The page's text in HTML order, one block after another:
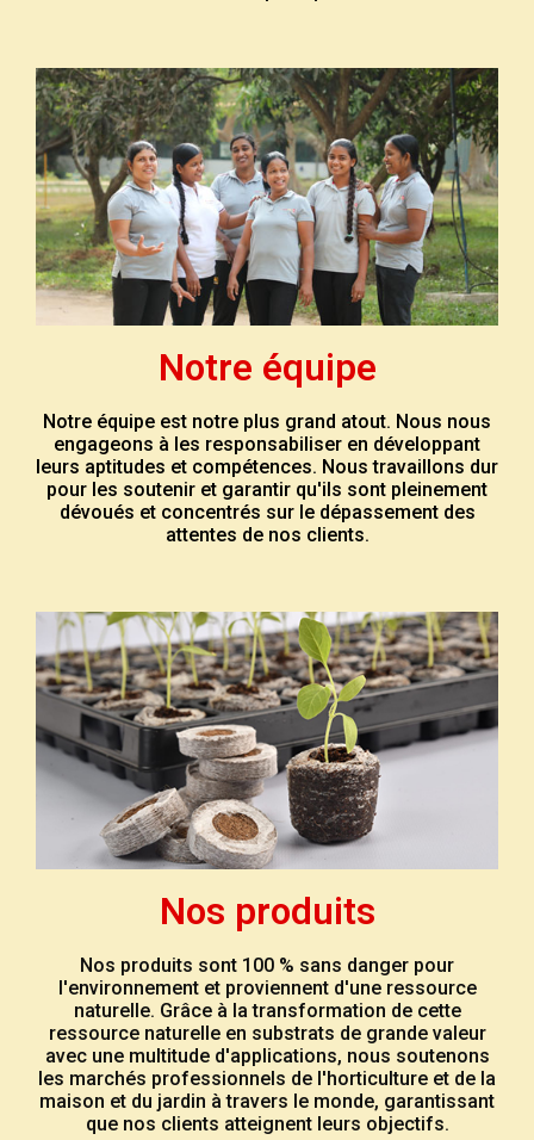
Notre équipe
Notre équipe est notre plus grand atout. Nous nous
engageons à les responsabiliser en développant
leurs aptitudes et compétences. Nous travaillons dur
pour les soutenir et garantir qu'ils sont pleinement
dévoués et concentrés sur le dépassement des
attentes de nos clients.
Nos produits
Nos produits sont 100 % sans danger pour
l'environnement et proviennent d'une ressource
naturelle. Grâce à la transformation de cette
ressource naturelle en substrats de grande valeur
avec une multitude d'applications, nous soutenons
les marchés professionnels de l'horticulture et de la
maison et du jardin à travers le monde, garantissant
que nos clients atteignent leurs objectifs.